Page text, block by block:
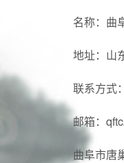
名称：曲
地址：山
联系方式
邮箱：
曲阜市唐